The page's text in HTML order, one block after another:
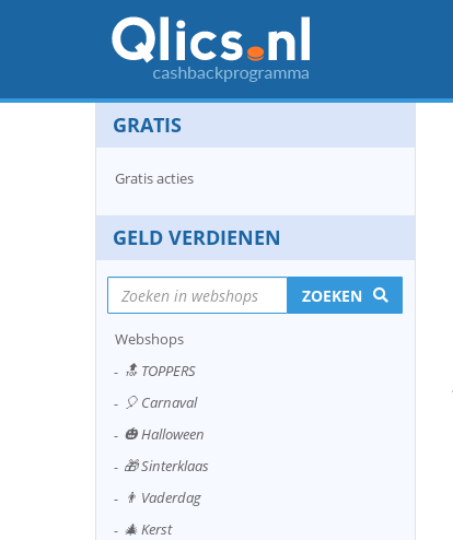
GRATIS
Gratis acties
GELD VERDIENEN
ZOEKEN
Webshops
🔝 TOPPERS
🎈 Carnaval
🎃 Halloween
🎁 Sinterklaas
👨 Vaderdag
🎄 Kerst